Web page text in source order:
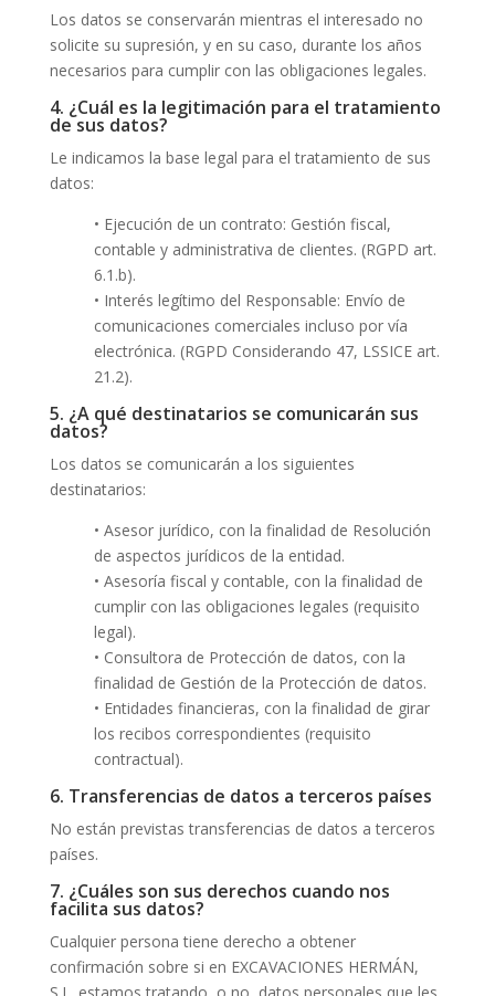
Los datos se conservarán mientras el interesado no
solicite su supresión, y en su caso, durante los años
necesarios para cumplir con las obligaciones legales.
4. ¿Cuál es la legitimación para el tratamiento
de sus datos?
Le indicamos la base legal para el tratamiento de sus
datos:
• Ejecución de un contrato: Gestión fiscal,
contable y administrativa de clientes. (RGPD art.
6.1.b).
• Interés legítimo del Responsable: Envío de
comunicaciones comerciales incluso por vía
electrónica. (RGPD Considerando 47, LSSICE art.
21.2).
5. ¿A qué destinatarios se comunicarán sus
datos?
Los datos se comunicarán a los siguientes
destinatarios:
• Asesor jurídico, con la finalidad de Resolución
de aspectos jurídicos de la entidad.
• Asesoría fiscal y contable, con la finalidad de
cumplir con las obligaciones legales (requisito
legal).
• Consultora de Protección de datos, con la
finalidad de Gestión de la Protección de datos.
• Entidades financieras, con la finalidad de girar
los recibos correspondientes (requisito
contractual).
6. Transferencias de datos a terceros países
No están previstas transferencias de datos a terceros
países.
7. ¿Cuáles son sus derechos cuando nos
facilita sus datos?
Cualquier persona tiene derecho a obtener
confirmación sobre si en EXCAVACIONES HERMÁN,